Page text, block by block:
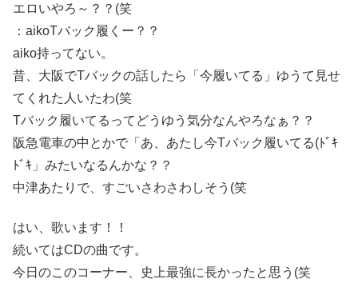
エロいやろ～？？(笑
：aikoTバック履くー？？
aiko持ってない。
昔、大阪でTバックの話したら「今履いてる」ゆうて見せ
てくれた人いたわ(笑
Tバック履いてるってどうゆう気分なんやろなぁ？？
阪急電車の中とかで「あ、あたし今Tバック履いてる(ﾄﾞｷ
ﾄﾞｷ」みたいなるんかな？？
中津あたりで、すごいさわさわしそう(笑
はい、歌います！！
続いてはCDの曲です。
今日のこのコーナー、史上最強に長かったと思う(笑